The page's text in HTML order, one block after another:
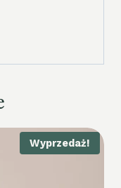
Wyprzedaż!